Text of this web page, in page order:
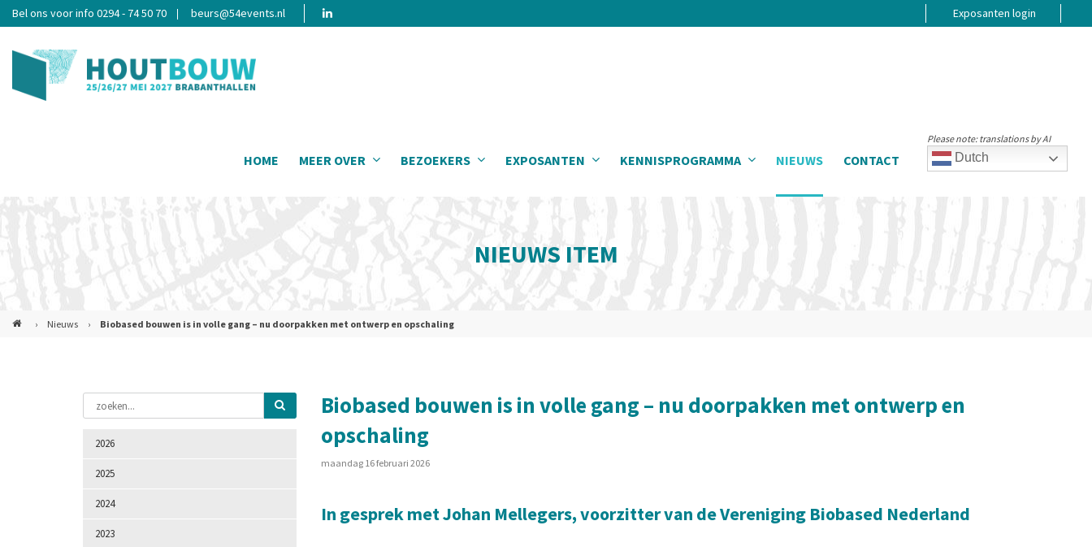
Bel ons voor info 0294 - 74 50 70 beurs@54events.nl Exposanten login
HOME MEER OVER BEZOEKERS EXPOSANTEN KENNISPROGRAMMA NIEUWS CONTACT Dutch
Please note: translations by AI
NIEUWS ITEM
› Nieuws › Biobased bouwen is in volle gang – nu doorpakken met ontwerp en opschaling
2026
2025
2024
2023
Biobased bouwen is in volle gang – nu doorpakken met ontwerp en
opschaling
maandag 16 februari 2026
In gesprek met Johan Mellegers, voorzitter van de Vereniging Biobased Nederland